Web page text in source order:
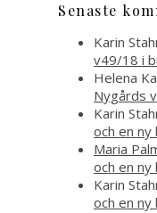
Senaste
Karin
v49/18 i
Helena
Nygårds
Karin
och en
Maria
och en
Karin
och en